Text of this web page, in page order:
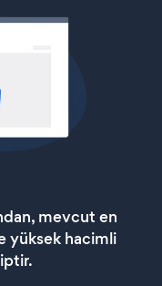
mevcut en
yüksek hacimli